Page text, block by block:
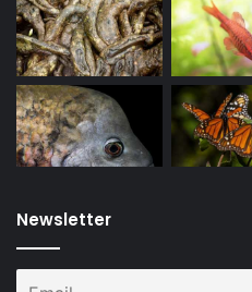
Newsletter